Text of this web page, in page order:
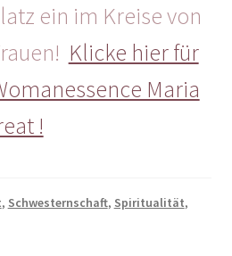
ein im Kreise von
Klicke hier für
Maria
!
, Schwesternschaft, Spiritualität,